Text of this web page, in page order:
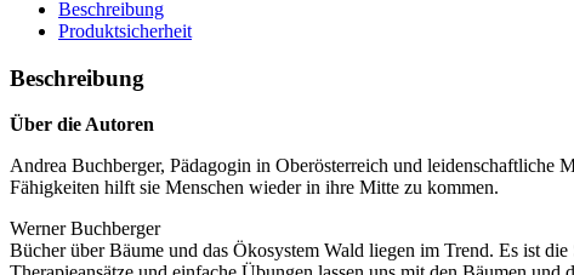
Beschreibung
Produktsicherheit
Beschreibung
Über die Autoren
Andrea Buchberger, Pädagogin in Oberösterreich und
Fähigkeiten hilft sie Menschen wieder in ihre Mitte zu kommen.
Werner Buchberger
Bücher über Bäume und das Ökosystem Wald liegen im Trend. Es ist